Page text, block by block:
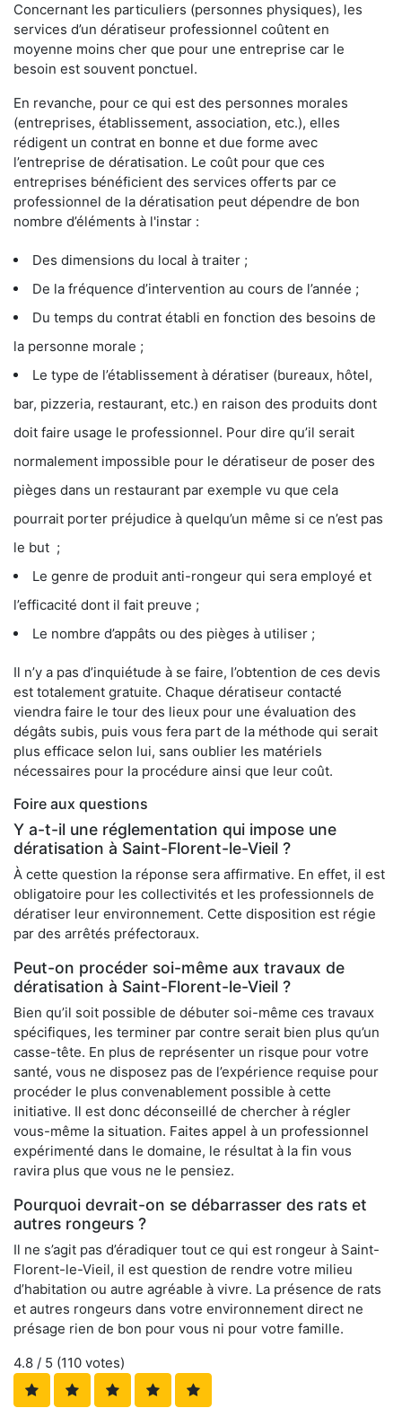
Concernant les particuliers (personnes physiques), les
services d’un dératiseur professionnel coûtent en
moyenne moins cher que pour une entreprise car le
besoin est souvent ponctuel.
En revanche, pour ce qui est des personnes morales
(entreprises, établissement, association, etc.), elles
rédigent un contrat en bonne et due forme avec
l’entreprise de dératisation. Le coût pour que ces
entreprises bénéficient des services offerts par ce
professionnel de la dératisation peut dépendre de bon
nombre d’éléments à l'instar :
Des dimensions du local à traiter ;
De la fréquence d’intervention au cours de l’année ;
Du temps du contrat établi en fonction des besoins de
la personne morale ;
Le type de l’établissement à dératiser (bureaux, hôtel,
bar, pizzeria, restaurant, etc.) en raison des produits dont
doit faire usage le professionnel. Pour dire qu’il serait
normalement impossible pour le dératiseur de poser des
pièges dans un restaurant par exemple vu que cela
pourrait porter préjudice à quelqu’un même si ce n’est pas
le but ;
Le genre de produit anti-rongeur qui sera employé et
l’efficacité dont il fait preuve ;
Le nombre d’appâts ou des pièges à utiliser ;
Il n’y a pas d’inquiétude à se faire, l’obtention de ces devis
est totalement gratuite. Chaque dératiseur contacté
viendra faire le tour des lieux pour une évaluation des
dégâts subis, puis vous fera part de la méthode qui serait
plus efficace selon lui, sans oublier les matériels
nécessaires pour la procédure ainsi que leur coût.
Foire aux questions
Y a-t-il une réglementation qui impose une
dératisation à Saint-Florent-le-Vieil ?
À cette question la réponse sera affirmative. En effet, il est
obligatoire pour les collectivités et les professionnels de
dératiser leur environnement. Cette disposition est régie
par des arrêtés préfectoraux.
Peut-on procéder soi-même aux travaux de
dératisation à Saint-Florent-le-Vieil ?
Bien qu’il soit possible de débuter soi-même ces travaux
spécifiques, les terminer par contre serait bien plus qu’un
casse-tête. En plus de représenter un risque pour votre
santé, vous ne disposez pas de l’expérience requise pour
procéder le plus convenablement possible à cette
initiative. Il est donc déconseillé de chercher à régler
vous-même la situation. Faites appel à un professionnel
expérimenté dans le domaine, le résultat à la fin vous
ravira plus que vous ne le pensiez.
Pourquoi devrait-on se débarrasser des rats et
autres rongeurs ?
Il ne s’agit pas d’éradiquer tout ce qui est rongeur à Saint-
Florent-le-Vieil, il est question de rendre votre milieu
d’habitation ou autre agréable à vivre. La présence de rats
et autres rongeurs dans votre environnement direct ne
présage rien de bon pour vous ni pour votre famille.
4.8 / 5 (110 votes)